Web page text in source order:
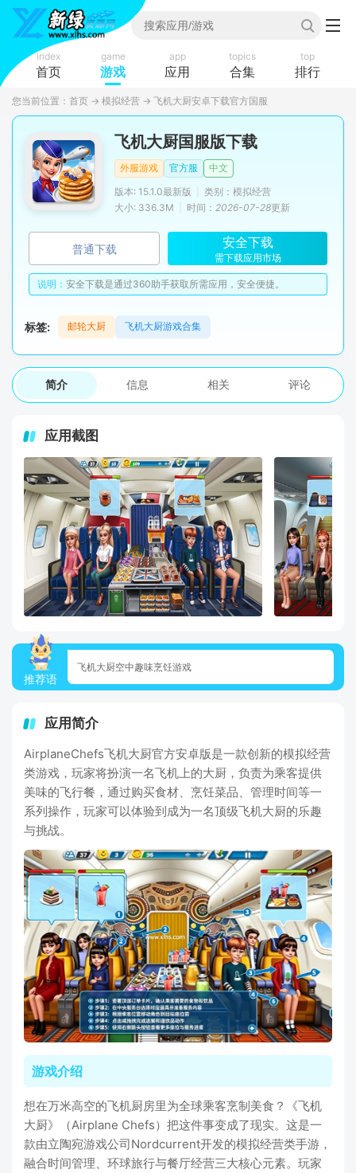
index
首页
game
游戏
app
应用
topics
合集
top
排行
您当前位置： 首页 → 模拟经营 → 飞机大厨安卓下载官方国服
飞机大厨国服版下载
外服游戏 官方服
中文
版本: 15.1.0最新版
类别：模拟经营
大小: 336.3M
时间： 2026-07-28更新
普通下载 安全下载
需下载应用市场
说明： 安全下载是通过360助手获取所需应用，安全便捷。
标签: 邮轮大厨 飞机大厨游戏合集
简介 信息 相关 评论
应用截图
推荐语
飞机大厨空中趣味烹饪游戏
应用简介
AirplaneChefs飞机大厨官方安卓版是一款创新的模拟经营
类游戏，玩家将扮演一名飞机上的大厨，负责为乘客提供
美味的飞行餐，通过购买食材、烹饪菜品、管理时间等一
系列操作，玩家可以体验到成为一名顶级飞机大厨的乐趣
与挑战。
游戏介绍
想在万米高空的飞机厨房里为全球乘客烹制美食？《飞机
大厨》（Airplane Chefs）把这件事变成了现实。这是一
款由立陶宛游戏公司Nordcurrent开发的模拟经营类手游，
融合时间管理、环球旅行与餐厅经营三大核心元素。玩家